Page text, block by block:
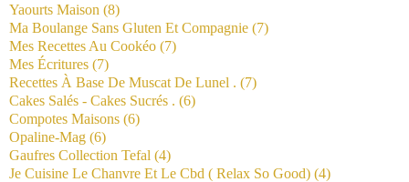
Yaourts Maison (8)
Ma Boulange Sans Gluten Et Compagnie (7)
Mes Recettes Au Cookéo (7)
Mes Écritures (7)
Recettes À Base De Muscat De Lunel . (7)
Cakes Salés - Cakes Sucrés . (6)
Compotes Maisons (6)
Opaline-Mag (6)
Gaufres Collection Tefal (4)
Je Cuisine Le Chanvre Et Le Cbd ( Relax So Good) (4)